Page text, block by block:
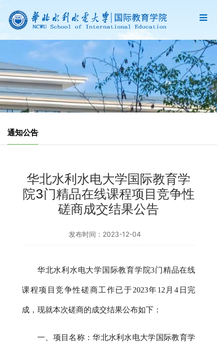
通知公告
华北水利水电大学国际教育学
院3门精品在线课程项目竞争性
磋商成交结果公告
发布时间：2023-12-04
华北水利水电大学 国际教育学院3门精品在线
课程项目竞争性磋商工作已于2023年12 月 4日完
成，现就本次磋商的成交结果公布如下：
一、 项目名称：华北水利水电大学国际教育学